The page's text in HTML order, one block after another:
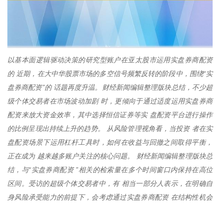
以基本面逻辑驱动决策的研究型账户在亚太股市运用实盘券商配资
的 近期，在大中华股票市场的多空信号频繁反转的阶段中，围绕“实
盘券商配资”的 话题再度升温。财经新闻编辑整理版块总结，不少超
级个体交易者在市场波动加剧 时，更倾向于通过适度运用实盘券商
配资来放大资金效率，其中选择恒信证券等实 盘配资平台进行操作
的比例呈现出持续上升的趋势。 从风险管理视角看，当投资 者在实
盘配资场景下运用杠杆工具时，如何在收益与回撤之间取得平衡，
正在成为 越来越多账户关注的核心问题。 财经新闻编辑整理版块总
结，与“实盘券商配资 ”相关的检索量在多个时间窗口内保持在高位
区间。受访的超级个体交易者中，有 相当一部分人表示，在明确自
身风险承受能力的前提下，会考虑通过实盘券商配资 在结构性机会